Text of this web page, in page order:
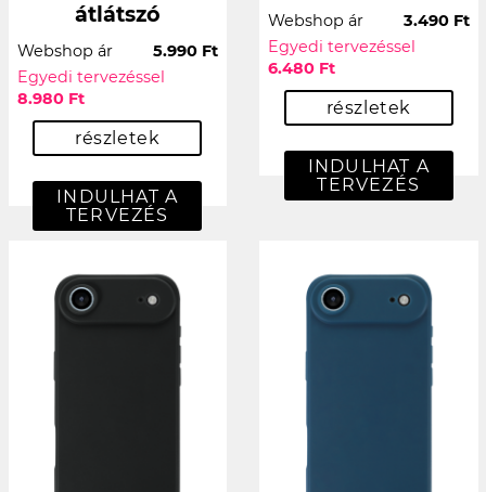
átlátszó
Webshop ár
5.990 Ft
Egyedi tervezéssel
8.980 Ft
részletek
INDULHAT A
TERVEZÉS
Webshop ár
3.490 Ft
Egyedi tervezéssel
6.480 Ft
részletek
INDULHAT A
TERVEZÉS